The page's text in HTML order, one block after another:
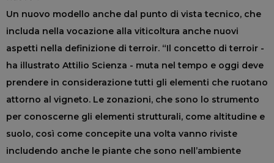
Un nuovo modello anche dal punto di vista tecnico, che
includa nella vocazione alla viticoltura anche nuovi
aspetti nella definizione di terroir. “Il concetto di terroir -
ha illustrato Attilio Scienza - muta nel tempo e oggi deve
prendere in considerazione tutti gli elementi che ruotano
attorno al vigneto. Le zonazioni, che sono lo strumento
per conoscerne gli elementi strutturali, come altitudine e
suolo, così come concepite una volta vanno riviste
includendo anche le piante che sono nell’ambiente